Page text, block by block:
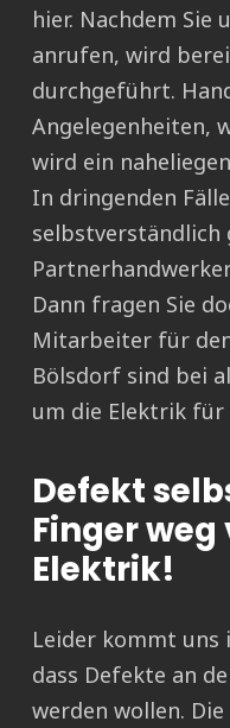
hier. Nachdem Sie
anrufen, wird
durchgeführt.
Angelegenheiten,
wird ein
In dringenden
selbstverständlich
Dann fragen Sie
Mitarbeiter für
Bölsdorf sind bei
um die Elektrik für
Defekt
Finger weg
Elektrik!
Leider kommt uns
dass Defekte an
werden wollen.